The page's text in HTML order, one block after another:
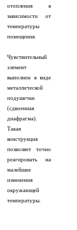
отопления в
зависимости от
температуры
помещения.
Чувствительный
элемент
выполнен в виде
металлической
подушечки
(сдвоенная
диафрагма).
Такая
конструкция
позволяет точно
реагировать на
малейшие
изменения
окружающей
температуры.